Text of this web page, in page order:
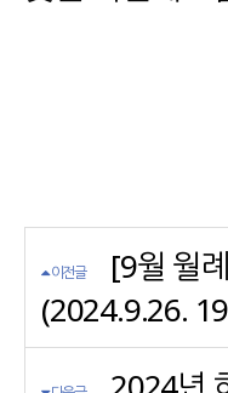
이전글
[9월 월
(2024.9.26.